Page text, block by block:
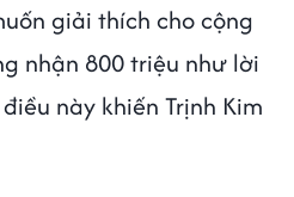
giải thích cho cộng
nhận 800 triệu như lời
này khiến Trịnh Kim